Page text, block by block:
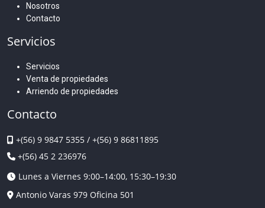
Nosotros
Contacto
Servicios
Servicios
Venta de propiedades
Arriendo de propiedades
Contacto
+(56) 9 9847 5355 / +(56) 9 86811895
+(56) 45 2 236976
Lunes a Viernes 9:00–14:00, 15:30–19:30
Antonio Varas 979 Oficina 501